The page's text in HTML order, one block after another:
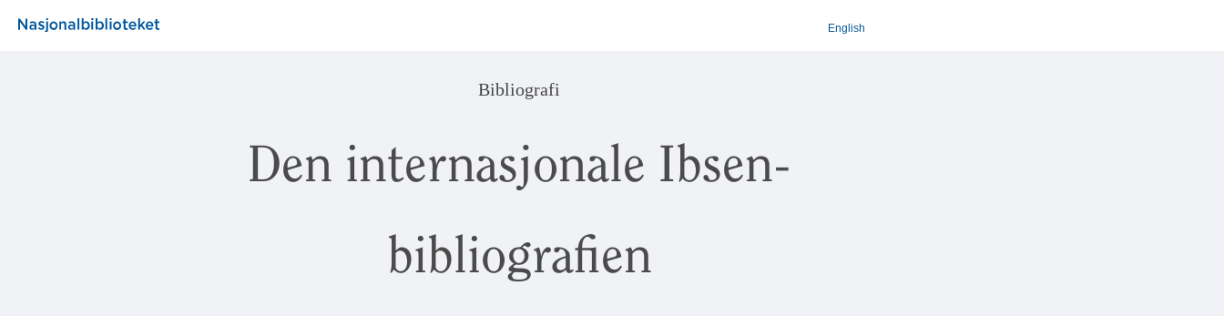
English
Bibliografi
Den internasjonale Ibsen-
bibliografien